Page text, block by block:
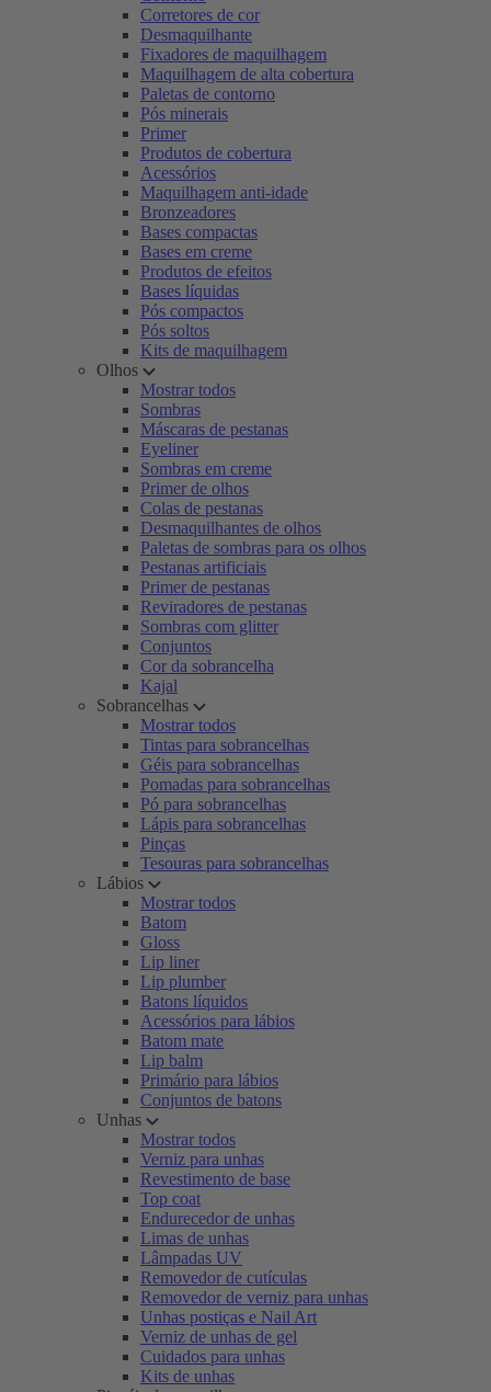
Corretores de cor
Desmaquilhante
Fixadores de maquilhagem
Maquilhagem de alta cobertura
Paletas de contorno
Pós minerais
Primer
Produtos de cobertura
Acessórios
Maquilhagem anti-idade
Bronzeadores
Bases compactas
Bases em creme
Produtos de efeitos
Bases líquidas
Pós compactos
Pós soltos
Kits de maquilhagem
Olhos
Mostrar todos
Sombras
Máscaras de pestanas
Eyeliner
Sombras em creme
Primer de olhos
Colas de pestanas
Desmaquilhantes de olhos
Paletas de sombras para os olhos
Pestanas artificiais
Primer de pestanas
Reviradores de pestanas
Sombras com glitter
Conjuntos
Cor da sobrancelha
Kajal
Sobrancelhas
Mostrar todos
Tintas para sobrancelhas
Géis para sobrancelhas
Pomadas para sobrancelhas
Pó para sobrancelhas
Lápis para sobrancelhas
Pinças
Tesouras para sobrancelhas
Lábios
Mostrar todos
Batom
Gloss
Lip liner
Lip plumber
Batons líquidos
Acessórios para lábios
Batom mate
Lip balm
Primário para lábios
Conjuntos de batons
Unhas
Mostrar todos
Verniz para unhas
Revestimento de base
Top coat
Endurecedor de unhas
Limas de unhas
Lâmpadas UV
Removedor de cutículas
Removedor de verniz para unhas
Unhas postiças e Nail Art
Verniz de unhas de gel
Cuidados para unhas
Kits de unhas